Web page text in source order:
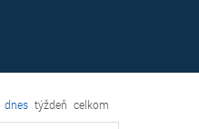
dnes týždeň celkom